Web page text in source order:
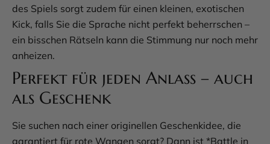
des Spiels sorgt zudem für einen kleinen, exotischen
Kick, falls Sie die Sprache nicht perfekt beherrschen –
ein bisschen Rätseln kann die Stimmung nur noch mehr
anheizen.
Perfekt für jeden Anlass – auch
als Geschenk
Sie suchen nach einer originellen Geschenkidee, die
garantiert für rote Wangen sorgt? Dann ist *Battle in